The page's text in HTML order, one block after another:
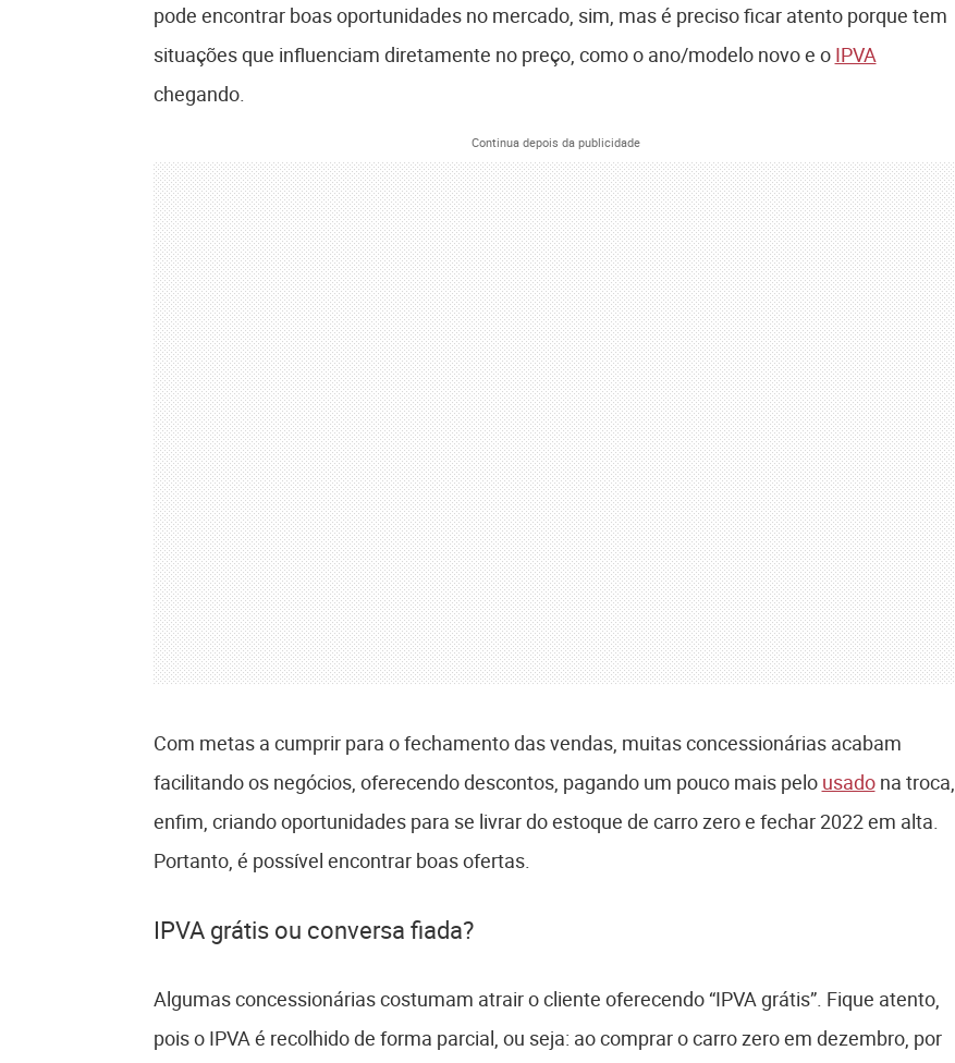
pode encontrar boas oportunidades no mercado, sim, mas é preciso ficar atento porque tem
situações que influenciam diretamente no preço, como o ano/modelo novo e o IPVA
chegando.
Continua depois da publicidade
Com metas a cumprir para o fechamento das vendas, muitas concessionárias acabam
facilitando os negócios, oferecendo descontos, pagando um pouco mais pelo usadona troca,
enfim, criando oportunidades para se livrar do estoque de carro zero e fechar 2022 em alta.
Portanto, é possível encontrar boas ofertas.
IPVA grátis ou conversa fiada?
Algumas concessionárias costumam atrair o cliente oferecendo “IPVA grátis”. Fique atento,
pois o IPVA é recolhido de forma parcial, ou seja: ao comprar o carro zero em dezembro, por